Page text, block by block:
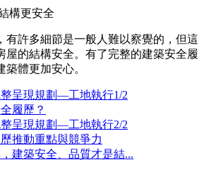
構更安全
有許多細節是一般人難以察覺的，但這
屋的結構安全。有了完整的建築安全履
體更加安心。
呈現規劃—工地執行1/2
履歷？
呈現規劃—工地執行2/2
推動重點與競爭力
建築安全、品質才是結...